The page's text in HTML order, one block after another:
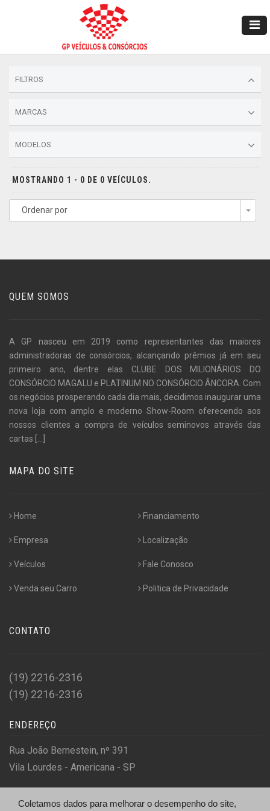
FILTROS
MARCAS
MODELOS
MOSTRANDO 1 - 0 DE 0 VEÍCULOS.
Ordenar por
QUEM SOMOS
A GP nasceu em 2019 como representantes das maiores
administradoras de consórcios, alcançando prêmios já em seu
primeiro ano, dentre elas CLUBE DOS MILIONÁRIOS DO
CONSÓRCIO MAGALU e PLATINUM NO CONSÓRCIO ÂNCORA. Com
os negócios prosperando cada dia mais, decidimos inaugurar uma
nova loja com amplo e moderno Show-Room oferecendo aos
nossos clientes a compra de veículos seminovos através das
cartas
MAPA DO SITE
Home
Empresa
Veículos
Venda seu Carro
Financiamento
Localização
Fale Conosco
Politica de Privacidade
CONTATO
(19) 2216-2316
(19) 2216-2316
ENDEREÇO
Rua João Bernestein, nº 391
Vila Lourdes - Americana - SP
Coletamos dados para melhorar o desempenho do site,